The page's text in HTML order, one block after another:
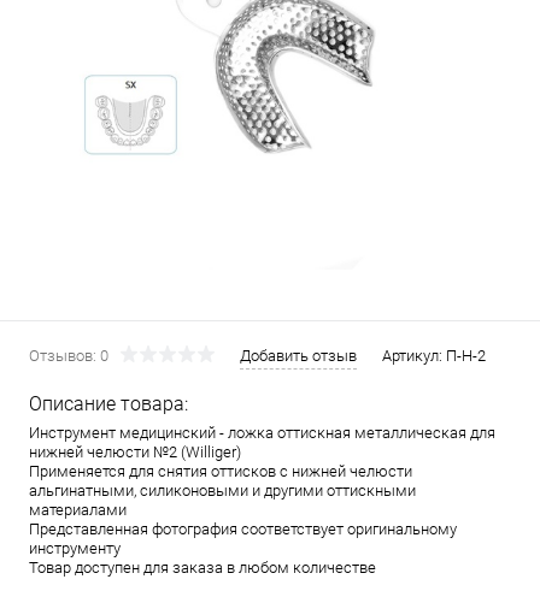
Отзывов: 0 Добавить отзыв Артикул: П-Н-2
Описание товара:
Инструмент медицинский - ложка оттискная металлическая для
нижней челюсти №2 (Williger)
Применяется для снятия оттисков с нижней челюсти
альгинатными, силиконовыми и другими оттискными
материалами
Представленная фотография соответствует оригинальному
инструменту
Товар доступен для заказа в любом количестве